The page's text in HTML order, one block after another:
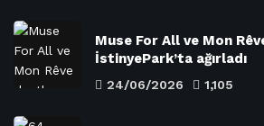
Muse For All ve Mon
İstinyePark’ta ağırladı
24/06/2026 1,105